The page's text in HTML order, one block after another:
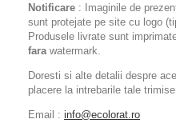
Notificare : Imaginile de
sunt protejate pe site cu logo
Produsele livrate sunt
fara watermark.
Doresti si alte detalii despre
placere la intrebarile tale
Email : info@ecolorat.ro